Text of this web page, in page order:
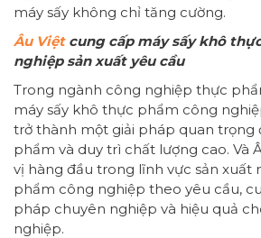
máy sấy không chỉ tăng cường.
Âu Việtcung cấp máy sấy khô
nghiệp sản xuất yêu cầu
Trong ngành công nghiệp thực
máy sấy khô thực phẩm công
trở thành một giải pháp quan trọng
phẩm và duy trì chất lượng cao. Và
vị hàng đầu trong lĩnh vực sản xuất
phẩm công nghiệp theo yêu cầu,
pháp chuyên nghiệp và hiệu quả
nghiệp.